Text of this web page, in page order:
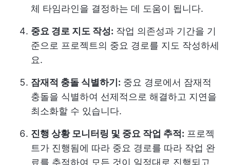
체 타임라인을 결정하는 데 도움이 됩니다.
중요 경로 지도 작성: 작업 의존성과 기간을 기
준으로 프로젝트의 중요 경로를 지도 작성하세
요.
잠재적 충돌 식별하기: 중요 경로에서 잠재적
충돌을 식별하여 선제적으로 해결하고 지연을
최소화할 수 있습니다.
진행 상황 모니터링 및 중요 작업 추적: 프로젝
트가 진행됨에 따라 중요 경로를 따라 작업 완
료를 추적하여 모든 것이 일정대로 진행되고